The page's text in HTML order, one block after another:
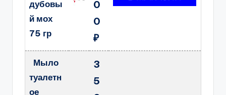
дубовы
й мох
75 гр
0
0
₽
Мыло
туалетн
ое
3
5